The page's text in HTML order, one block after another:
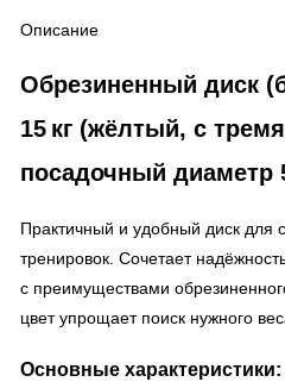
Описание
Обрезиненный диск
15 кг (жёлтый, с
посадочный диаметр
Практичный и удобный диск для
тренировок. Сочетает
с преимуществами
цвет упрощает поиск нужного
Основные характеристики: